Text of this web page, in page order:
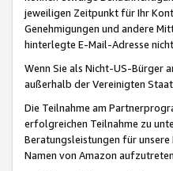
jeweiligen Zeitpunkt für Ihr
Genehmigungen und andere
hinterlegte E-Mail-Adresse
Wenn Sie als Nicht-US-Bürger
außerhalb der Vereinigten
Die Teilnahme am
erfolgreichen Teilnahme zu
Beratungsleistungen für
Namen von Amazon